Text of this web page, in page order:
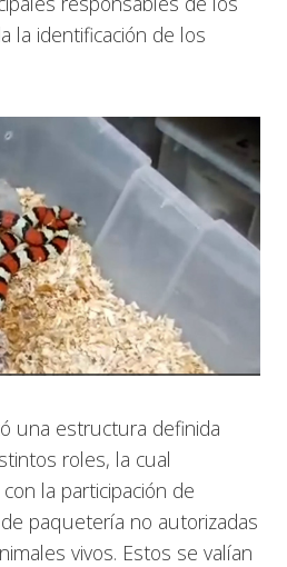
la identificación de los
una estructura definida
roles, la cual
la participación de
paquetería no autorizadas
vivos. Estos se valían